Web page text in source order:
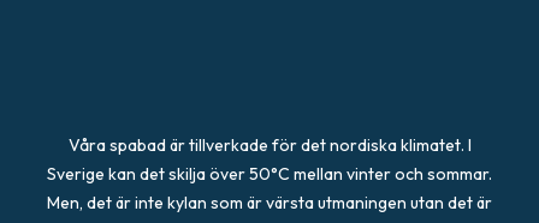
Våra spabad är tillverkade för det nordiska klimatet. I
Sverige kan det skilja över 50°C mellan vinter och sommar.
Men, det är inte kylan som är värsta utmaningen utan det är